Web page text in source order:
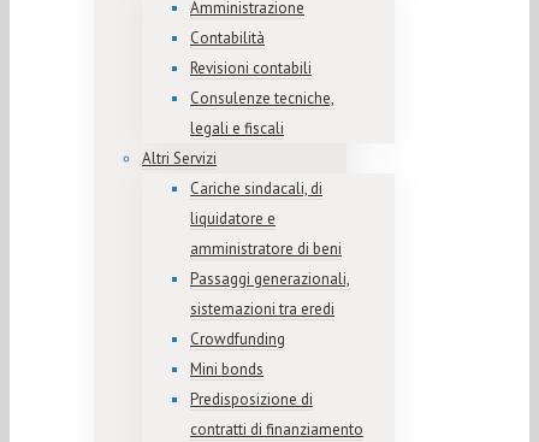
Amministrazione
Contabilità
Revisioni contabili
Consulenze tecniche,
legali e fiscali
Altri Servizi
Cariche sindacali, di
liquidatore e
amministratore di beni
Passaggi generazionali,
sistemazioni tra eredi
Crowdfunding
Mini bonds
Predisposizione di
contratti di finanziamento